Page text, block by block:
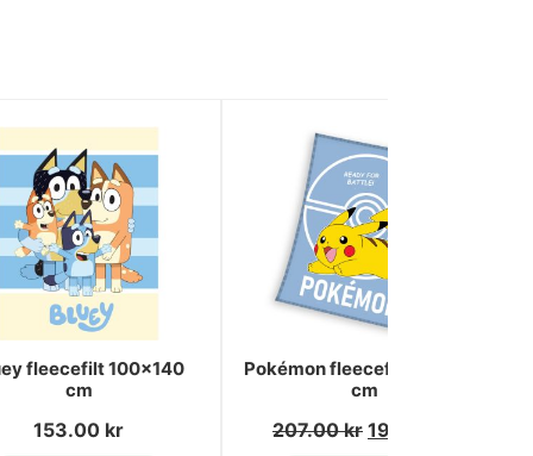
fleecefilt 100x140
cm
153.00 kr
Pokémon fleecefilt 110x140
cm
207.00kr 197.00